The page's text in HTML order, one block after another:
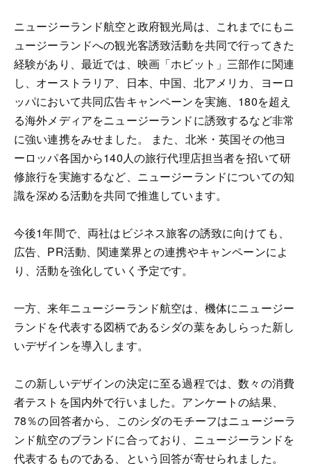
ニュージーランド航空と政府観光局は、これまでにもニ
ュージーランドへの観光客誘致活動を共同で行ってきた
経験があり、最近では、映画「ホビット」三部作に関連
し、オーストラリア、日本、中国、北アメリカ、ヨーロ
ッパにおいて共同広告キャンペーンを実施、180を超え
る海外メディアをニュージーランドに誘致するなど非常
に強い連携をみせました。 また、北米・英国その他ヨ
ーロッパ各国から140人の旅行代理店担当者を招いて研
修旅行を実施するなど、ニュージーランドについての知
識を深める活動を共同で推進しています。
今後1年間で、両社はビジネス旅客の誘致に向けても、
広告、PR活動、関連業界との連携やキャンペーンによ
り、活動を強化していく予定です。
一方、来年ニュージーランド航空は、機体にニュージー
ランドを代表する図柄であるシダの葉をあしらった新し
いデザインを導入します。
この新しいデザインの決定に至る過程では、数々の消費
者テストを国内外で行いました。アンケートの結果、
78％の回答者から、このシダのモチーフはニュージーラ
ンド航空のブランドに合っており、ニュージーランドを
代表するものである、という回答が寄せられました。